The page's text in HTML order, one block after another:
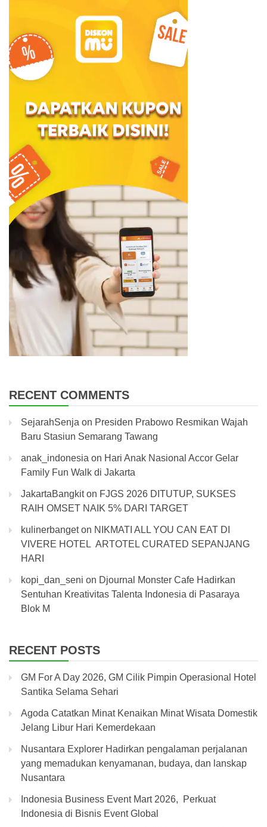
RECENT COMMENTS
SejarahSenja on Presiden Prabowo Resmikan Wajah
Baru Stasiun Semarang Tawang
anak_indonesia on Hari Anak Nasional Accor Gelar
Family Fun Walk di Jakarta
JakartaBangkiton FJGS 2026 DITUTUP, SUKSES
RAIH OMSET NAIK 5% DARI TARGET
kulinerbangeton NIKMATI ALL YOU CAN EAT DI
VIVERE HOTEL ARTOTEL CURATED SEPANJANG
HARI
kopi_dan_seni on Djournal Monster Cafe Hadirkan
Sentuhan Kreativitas Talenta Indonesia di Pasaraya
Blok M
RECENT POSTS
GM For A Day 2026, GM Cilik Pimpin Operasional Hotel
Santika Selama Sehari
Agoda Catatkan Minat Kenaikan Minat Wisata Domestik
Jelang Libur Hari Kemerdekaan
Nusantara Explorer Hadirkan pengalaman perjalanan
yang memadukan kenyamanan, budaya, dan lanskap
Nusantara
Indonesia Business Event Mart 2026, Perkuat
Indonesia di Bisnis Event Global